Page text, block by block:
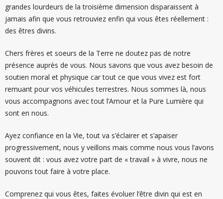
grandes lourdeurs de la troisième dimension disparaissent à
jamais afin que vous retrouviez enfin qui vous êtes réellement :
des êtres divins.
Chers frères et soeurs de la Terre ne doutez pas de notre
présence auprès de vous. Nous savons que vous avez besoin de
soutien moral et physique car tout ce que vous vivez est fort
remuant pour vos véhicules terrestres. Nous sommes là, nous
vous accompagnons avec tout l’Amour et la Pure Lumière qui
sont en nous.
Ayez confiance en la Vie, tout va s’éclairer et s’apaiser
progressivement, nous y veillons mais comme nous vous l’avons
souvent dit : vous avez votre part de « travail » à vivre, nous ne
pouvons tout faire à votre place.
Comprenez qui vous êtes, faites évoluer l’être divin qui est en